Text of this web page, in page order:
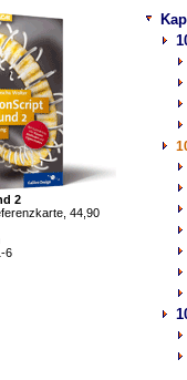
2
44,90
6